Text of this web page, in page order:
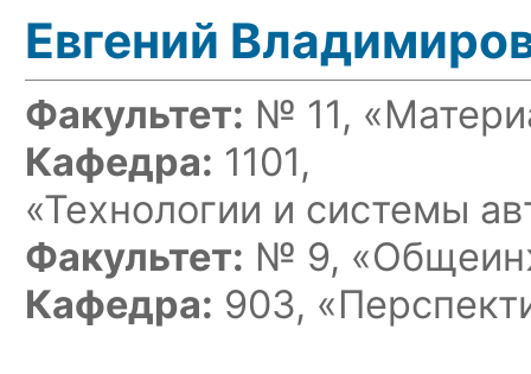
Евгений
Факультет: № 11,
Кафедра: 1101,
«Технологии и системы
Факультет: № 9,
Кафедра: 903,